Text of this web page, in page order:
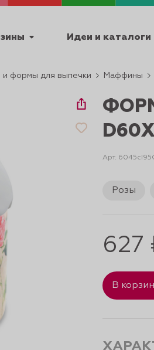
Идеи и каталоги
ПАСХА
формы для выпечки Маффины
Арт.
Розы
627
В